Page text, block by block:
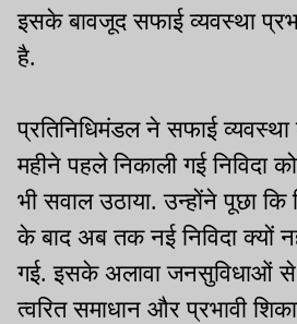
इसके बावजूद सफाई व्यवस्था
है.
प्रतिनिधिमंडल ने सफाई
महीने पहले निकाली गई निविदा
भी सवाल उठाया. उन्होंने पूछा कि
के बाद अब तक नई निविदा क्यों
गई. इसके अलावा जनसुविधाओं से
त्वरित समाधान और प्रभावी